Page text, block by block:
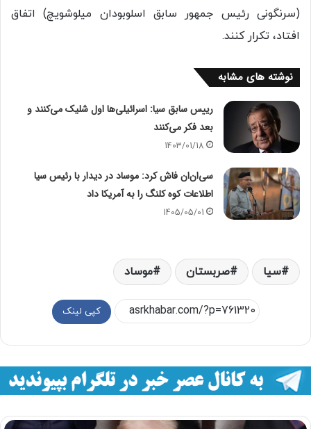
(سرنگونی رئیس جمهور سابق اسلوبودان میلوشویچ) اتفاق
افتاد، تکرار کنند.
نوشته های مشابه
رییس سابق سیا: اسرائیلی‌ها اول شلیک می‌کنند و
بعد فکر می‌کنند
1403/01/18
سی‌ان‌ان فاش کرد: موساد در دیدار با رئیس سیا
اطلاعات کوه کلنگ را به آمریکا داد
1405/05/01
سیا صربستان موساد
کپی لینک